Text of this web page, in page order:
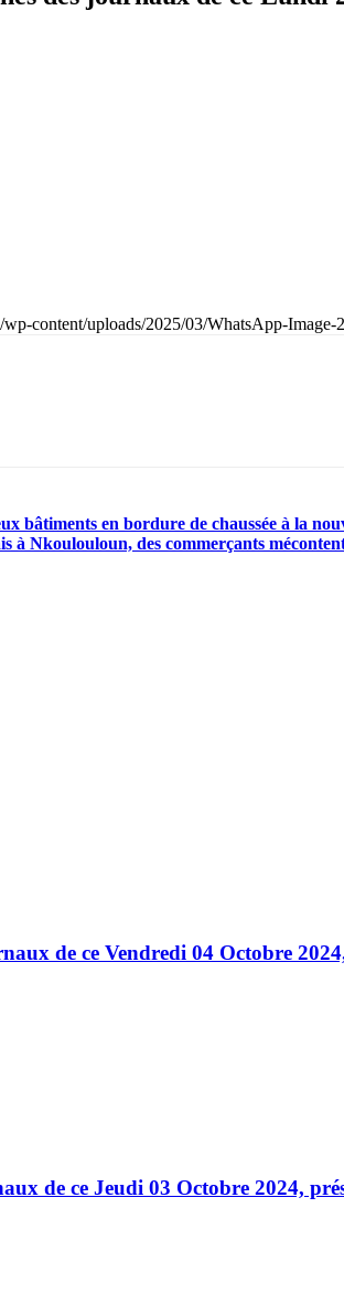
wp-content/uploads/2025/03/WhatsApp-
bâtiments en bordure de chaussée à la
à Nkoulouloun, des commerçants
de ce Vendredi 04 Octobre
de ce Jeudi 03 Octobre 2024,